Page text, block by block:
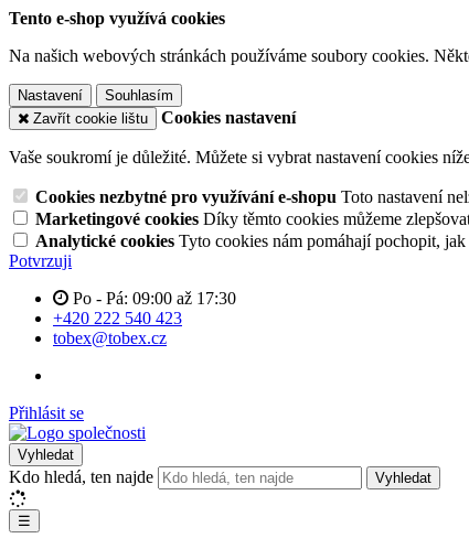
Tento e-shop využívá cookies
Na našich webových stránkách používáme soubory cookies.
Nastavení
Souhlasím
Zavřít cookie lištu
Cookies nastavení
Vaše soukromí je důležité. Můžete si vybrat nastavení cookies
Cookies nezbytné pro využívání e-shopu Toto nastavení
Marketingové cookies Díky těmto cookies můžeme
Analytické cookies Tyto cookies nám pomáhají pochopit,
Potvrzuji
Po - Pá: 09:00 až 17:30
+420 222 540 423
tobex@tobex.cz
Přihlásit se
Vyhledat
Kdo hledá, ten najde Vyhledat
☰